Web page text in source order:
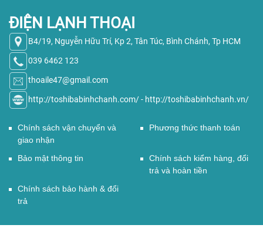
ĐIỆN LẠNH THOẠI
B4/19, Nguyễn Hữu Trí, Kp 2, Tân Túc, Bình Chánh, Tp HCM
039 6462 123
thoaile47@gmail.com
http://toshibabinhchanh.com/- http://toshibabinhchanh.vn/
Chính sách vận chuyển và
giao nhận
Phương thức thanh toán
Bảo mật thông tin
Chính sách kiểm hàng, đổi
trả và hoàn tiền
Chính sách bảo hành & đổi
trả